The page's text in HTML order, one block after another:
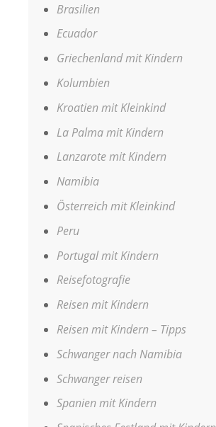
Brasilien
Ecuador
Griechenland mit Kindern
Kolumbien
Kroatien mit Kleinkind
La Palma mit Kindern
Lanzarote mit Kindern
Namibia
Österreich mit Kleinkind
Peru
Portugal mit Kindern
Reisefotografie
Reisen mit Kindern
Reisen mit Kindern – Tipps
Schwanger nach Namibia
Schwanger reisen
Spanien mit Kindern